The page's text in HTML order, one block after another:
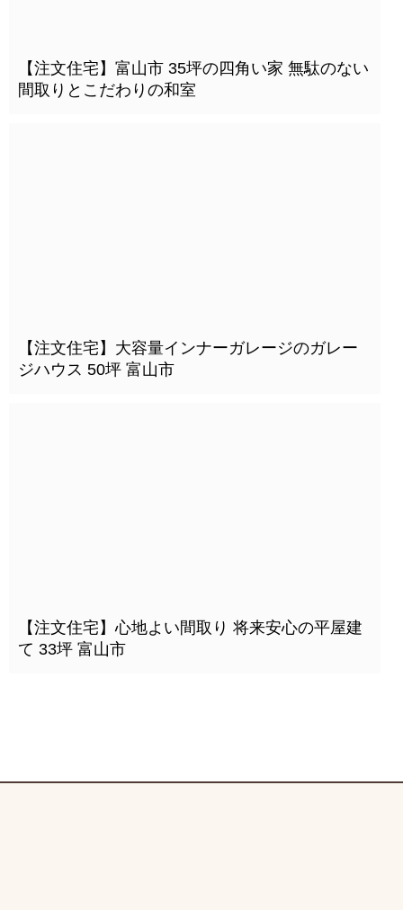
【注文住宅】富山市 35坪の四角い家 無駄のない
間取りとこだわりの和室
【注文住宅】大容量インナーガレージのガレー
ジハウス 50坪 富山市
【注文住宅】心地よい間取り 将来安心の平屋建
て 33坪 富山市